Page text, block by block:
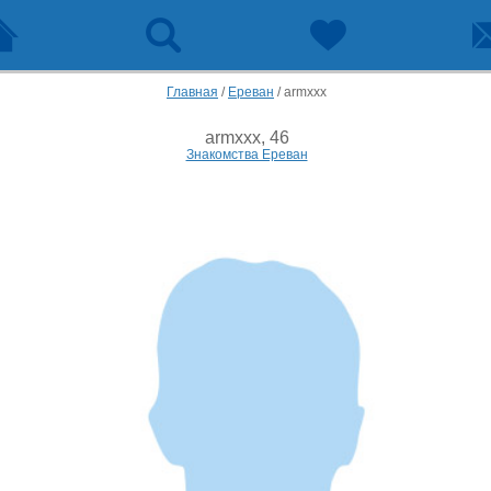
Главная / Ереван /armxxx
armxxx, 46
Знакомства Ереван